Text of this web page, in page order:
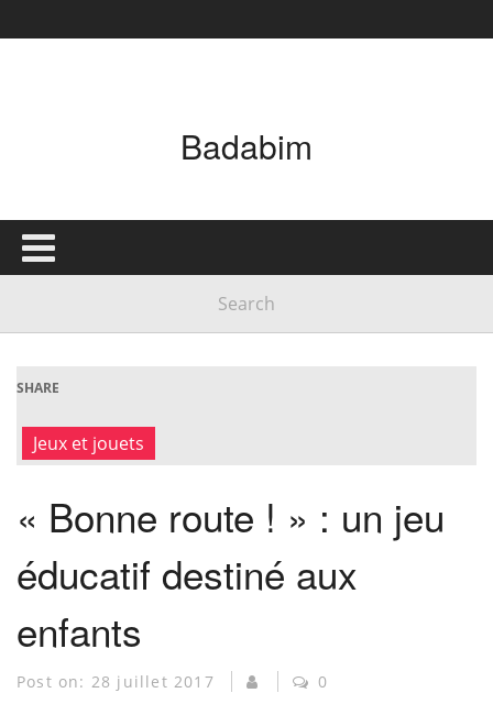
Badabim
SHARE
Jeux et jouets
« Bonne route ! » : un jeu
éducatif destiné aux
enfants
Post on: 28 juillet 2017 0